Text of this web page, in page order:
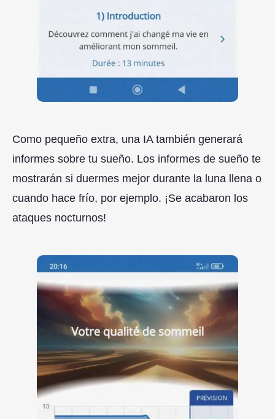
Como pequeño extra, una IA también generará
informes sobre tu sueño. Los informes de sueño te
mostrarán si duermes mejor durante la luna llena o
cuando hace frío, por ejemplo. ¡Se acabaron los
ataques nocturnos!